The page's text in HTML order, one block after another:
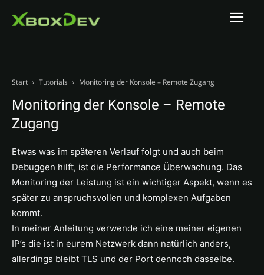
Start Tutorials Monitoring der Konsole – Remote Zugang
Monitoring der Konsole – Remote
Zugang
Etwas was im späteren Verlauf folgt und auch beim
Debuggen hilft, ist die Performance Überwachung. Das
Monitoring der Leistung ist ein wichtiger Aspekt, wenn es
später zu anspruchsvollen und komplexen Aufgaben
kommt.
In meiner Anleitung verwende ich eine meiner eigenen
IP’s die ist in eurem Netzwerk dann natürlich anders,
allerdings bleibt TLS und der Port dennoch dasselbe.